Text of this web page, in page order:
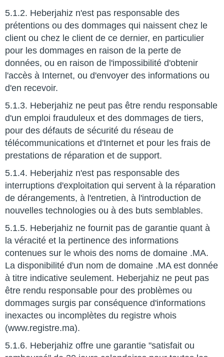
5.1.2. Heberjahiz n'est pas responsable des
prétentions ou des dommages qui naissent chez le
client ou chez le client de ce dernier, en particulier
pour les dommages en raison de la perte de
données, ou en raison de l'impossibilité d'obtenir
l'accès à Internet, ou d'envoyer des informations ou
d'en recevoir.
5.1.3. Heberjahiz ne peut pas être rendu responsable
d'un emploi frauduleux et des dommages de tiers,
pour des défauts de sécurité du réseau de
télécommunications et d'Internet et pour les frais de
prestations de réparation et de support.
5.1.4. Heberjahiz n'est pas responsable des
interruptions d'exploitation qui servent à la réparation
de dérangements, à l'entretien, à l'introduction de
nouvelles technologies ou à des buts semblables.
5.1.5. Heberjahiz ne fournit pas de garantie quant à
la véracité et la pertinence des informations
contenues sur le whois des noms de domaine .MA.
La disponibilité d'un nom de domaine .MA est donnée
à titre indicative seulement. Heberjahiz ne peut pas
être rendu responsable pour des problèmes ou
dommages surgis par conséquence d'informations
inexactes ou incomplètes du registre whois
(www.registre.ma).
5.1.6. Heberjahiz offre une garantie "satisfait ou